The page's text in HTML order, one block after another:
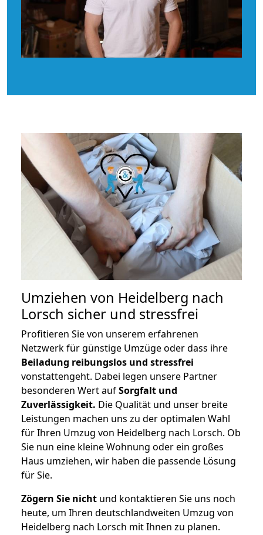
Umziehen von Heidelberg nach
Lorsch sicher und stressfrei
Profitieren Sie von unserem erfahrenen
Netzwerk für günstige Umzüge oder dass ihre
Beiladung reibungslos und stressfrei
vonstattengeht. Dabei legen unsere Partner
besonderen Wert aufSorgfalt und
Zuverlässigkeit. Die Qualität und unser breite
Leistungen machen uns zu der optimalen Wahl
für Ihren Umzug von Heidelberg nach Lorsch. Ob
Sie nun eine kleine Wohnung oder ein großes
Haus umziehen, wir haben die passende Lösung
für Sie.
Zögern Sie nicht und kontaktieren Sie uns noch
heute, um Ihren deutschlandweiten Umzug von
Heidelberg nach Lorsch mit Ihnen zu planen.